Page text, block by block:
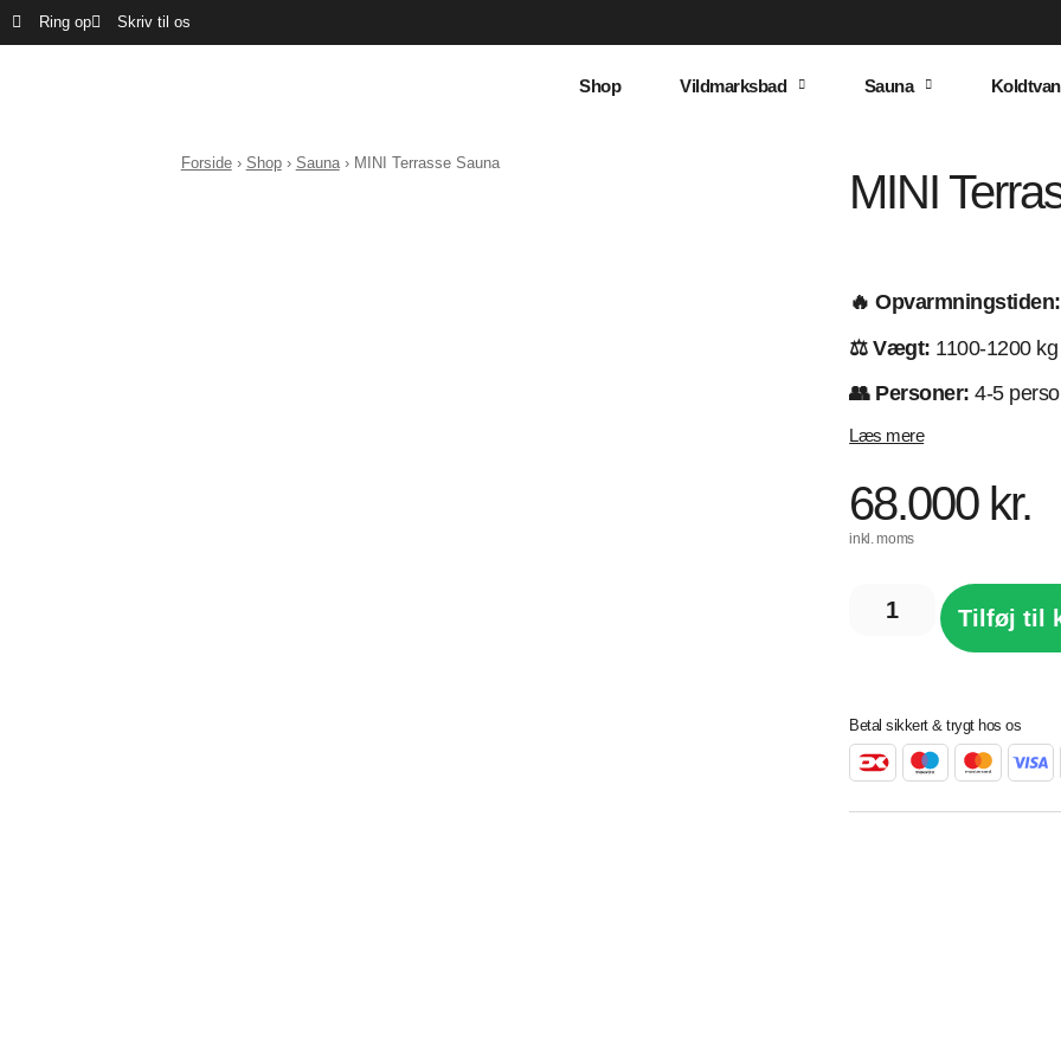
Ring op Skriv til os
Shop Vildmarksbad Sauna
Forside› Shop› Sauna› MINI Terrasse Sauna
MINI
🔥 Opvarmningstiden:
⚖️ Vægt: 1100-1200 kg
👥 Personer: 4-5
Læs mere
68.000 kr.
inkl. moms
Tilføj til
Betal sikkert & trygt hos os